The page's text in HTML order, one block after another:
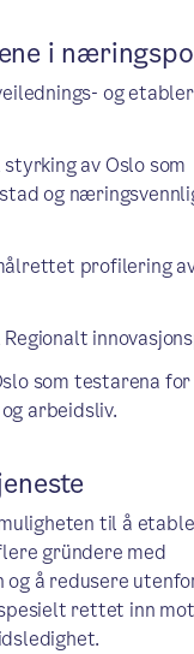
i
og
av Oslo som
og
profilering
som testarena for
arbeidsliv.
til å
gründere med
å redusere
rettet inn